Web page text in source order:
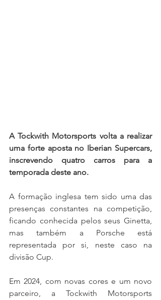
A Tockwith Motorsports volta a realizar
uma forte aposta no Iberian Supercars,
inscrevendo quatro carros para a
temporada deste ano.
A formação inglesa tem sido uma das
presenças constantes na competição,
ficando conhecida pelos seus Ginetta,
mas também a Porsche está
representada por si, neste caso na
divisão Cup.
Em 2024, com novas cores e um novo
parceiro, a Tockwith Motorsports